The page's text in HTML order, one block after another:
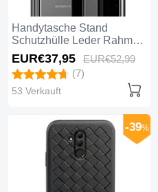
Handytasche Stand
Schutzhülle Leder Rahmen
Spiegel Tasche M01 für
Huawei Mate 20 Lite
Schwarz
EUR€37,95 EUR€52,99
(7)
53 Verkauft
-39%